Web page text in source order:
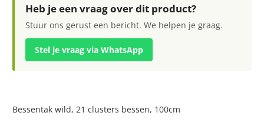
clusters
bessen,
100cm
aantal
Heb je een vraag over dit product?
Stuur ons gerust een bericht. We helpen je graag.
Stel je vraag via WhatsApp
Bessentak wild, 21 clusters bessen, 100cm